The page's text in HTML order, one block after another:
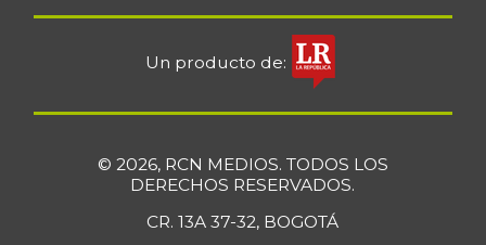
Un producto de:
© 2026, RCN MEDIOS. TODOS LOS
DERECHOS RESERVADOS.
CR. 13A 37-32, BOGOTÁ